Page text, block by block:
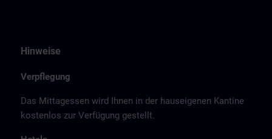
Hinweise
Verpflegung
Das Mittagessen wird Ihnen in der hauseigenen Kantine
kostenlos zur Verfügung gestellt.